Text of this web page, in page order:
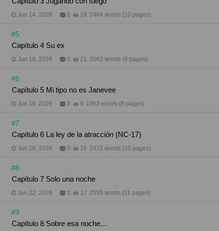
Jun 14, 2026 0 18 2464 words (10 pages)
#5
Capítulo 4 Su ex
Jun 16, 2026 0 21 2063 words (9 pages)
#6
Capítulo 5 Mi tipo no es Janevee
Jun 18, 2026 0 9 1963 words (8 pages)
#7
Capítulo 6 La ley de la atracción (NC-17)
Jun 20, 2026 0 16 2472 words (10 pages)
#8
​​​​​​​Capítulo 7 Solo una noche
Jun 22, 2026 0 17 2555 words (11 pages)
#9
​​​​​​​Capítulo 8 Sobre esa noche…